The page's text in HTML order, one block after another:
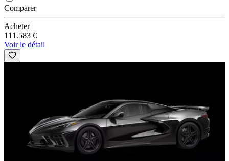
Comparer
Acheter
111.583 €
Voir le détail